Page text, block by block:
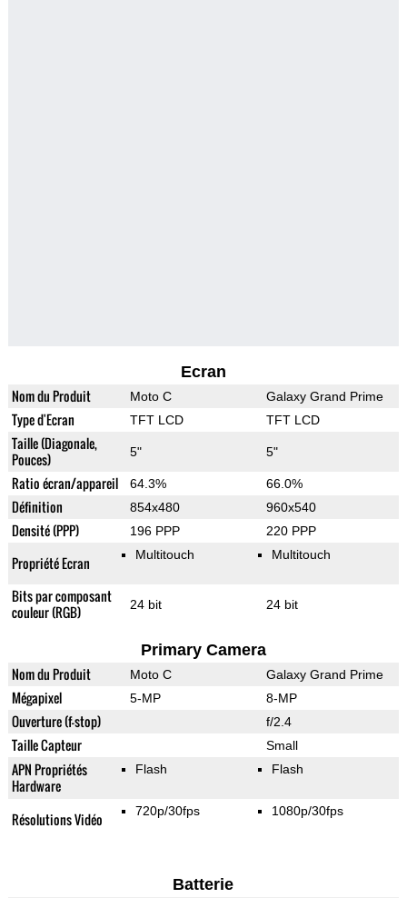
Ecran
Nom du Produit Moto C Galaxy Grand Prime
Type d'Ecran TFT LCD TFT LCD
Taille (Diagonale,
Pouces)
5" 5"
Ratio écran/appareil 64.3% 66.0%
Définition 854x480 960x540
Densité (PPP) 196 PPP 220 PPP
Propriété Ecran Multitouch Multitouch
Bits par composant
couleur (RGB)
24 bit 24 bit
Primary Camera
Nom du Produit Moto C Galaxy Grand Prime
Mégapixel 5-MP 8-MP
Ouverture (f-stop) f/2.4
Taille Capteur Small
APN Propriétés
Hardware
Flash Flash
Résolutions Vidéo 720p/30fps 1080p/30fps
Batterie